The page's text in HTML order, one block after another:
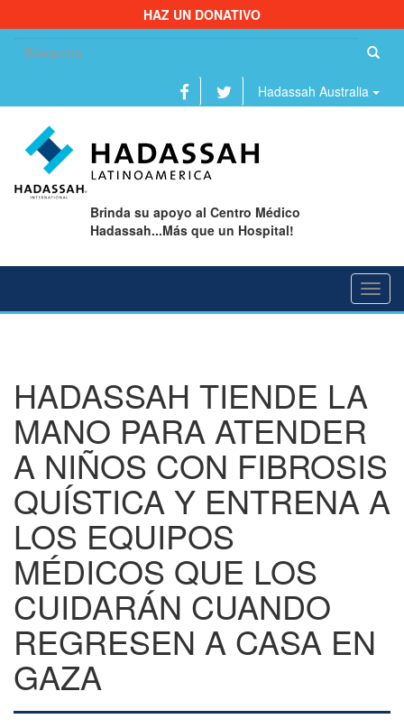
HAZ UN DONATIVO
Hadassah Australia
Brinda su apoyo al Centro Médico
Hadassah...Más que un Hospital!
HADASSAH TIENDE LA
MANO PARA ATENDER
A NIÑOS CON FIBROSIS
QUÍSTICA Y ENTRENA A
LOS EQUIPOS
MÉDICOS QUE LOS
CUIDARÁN CUANDO
REGRESEN A CASA EN
GAZA